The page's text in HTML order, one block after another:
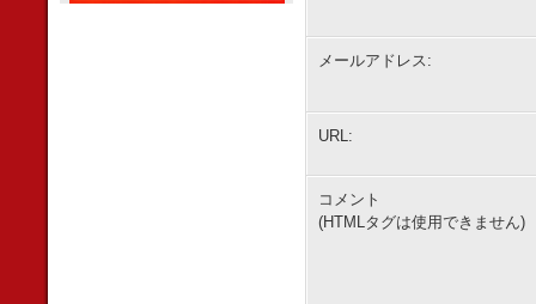
メールアドレス:
URL:
コメント
(HTMLタグは使用できません)